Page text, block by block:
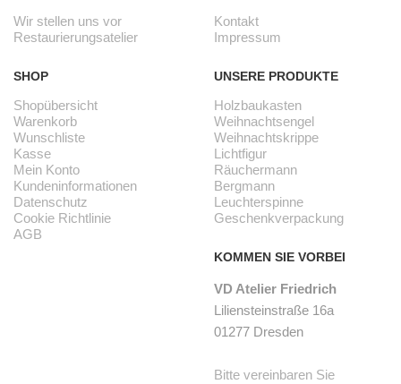
Wir stellen uns vor
Restaurierungsatelier
SHOP
Shopübersicht
Warenkorb
Wunschliste
Kasse
Mein Konto
Kundeninformationen
Datenschutz
Cookie Richtlinie
AGB
Kontakt
Impressum
UNSERE PRODUKTE
Holzbaukasten
Weihnachtsengel
Weihnachtskrippe
Lichtfigur
Räuchermann
Bergmann
Leuchterspinne
Geschenkverpackung
KOMMEN SIE VORBEI
VD Atelier Friedrich
Liliensteinstraße 16a
01277 Dresden
Bitte vereinbaren Sie